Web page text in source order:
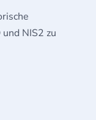
NIS2 zu